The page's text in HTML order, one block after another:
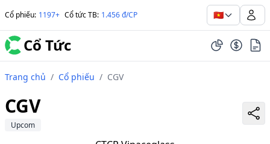
Cổ phiếu: 1197+ Cổ tức TB: 1.456 đ/CP 🇻🇳
Cổ Tức
Trang chủ / Cổ phiếu / CGV
CGV
Upcom